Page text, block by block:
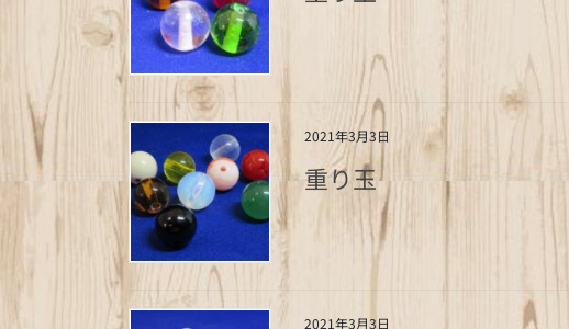
2021年3月3日
重り玉
2021年3月3日